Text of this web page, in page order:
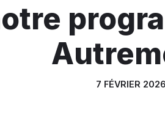
7 FÉVRIER 2026